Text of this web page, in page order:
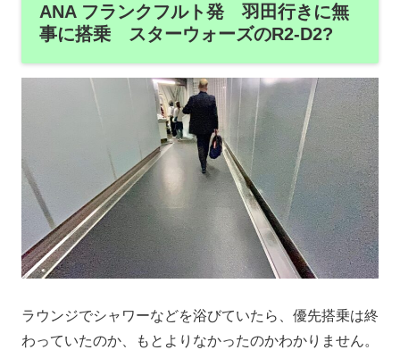
ANA フランクフルト発 羽田行きに無
事に搭乗 スターウォーズのR2-D2?
ラウンジでシャワーなどを浴びていたら、優先搭乗は終
わっていたのか、もとよりなかったのかわかりません。